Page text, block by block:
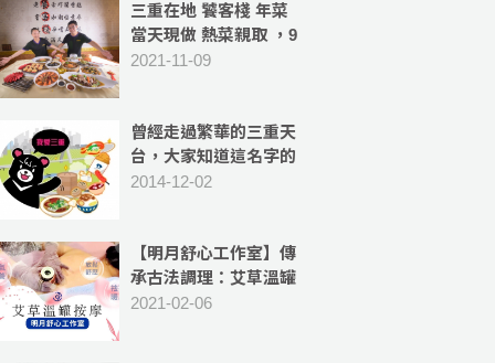
三重在地 饕客棧 年菜
當天現做 熱菜親取 ，9
道主菜+冰心釀泡芙，
2021-11-09
曾經走過繁華的三重天
台，大家知道這名字的
由來嗎?
2014-12-02
【明月舒心工作室】傳
承古法調理：艾草溫罐
按摩,彈筋開穴 -補氣血,
2021-02-06